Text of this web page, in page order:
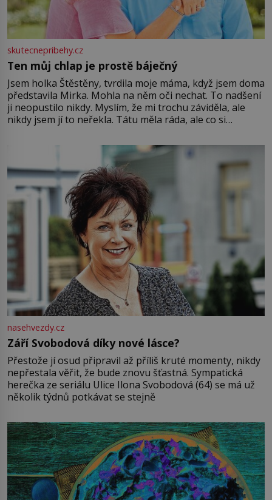
skutecnepribehy.cz
Ten můj chlap je prostě báječný
Jsem holka Štěstěny, tvrdila moje máma, když jsem doma
představila Mirka. Mohla na něm oči nechat. To nadšení
ji neopustilo nikdy. Myslím, že mi trochu záviděla, ale
nikdy jsem jí to neřekla. Tátu měla ráda, ale co si
Jsme spolu moc rádi Tehdy byla jiná doba, když
nasehvezdy.cz
Září Svobodová díky nové lásce?
Přestože jí osud připravil až příliš kruté momenty, nikdy
nepřestala věřit, že bude znovu šťastná. Sympatická
herečka ze seriálu Ulice Ilona Svobodová (64) se má už
několik týdnů potkávat se stejně